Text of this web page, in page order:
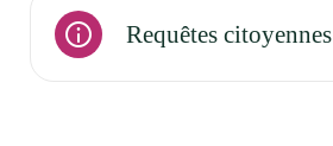
Requêtes citoyennes